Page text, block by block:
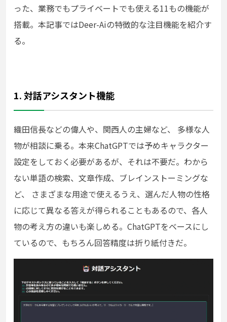
った、業務でもプライベートでも使える11もの機能が
搭載。本記事ではDeer-Aiの特徴的な注目機能を紹介す
る。
1. 対話アシスタント機能
織田信⾧などの偉人や、関西人の主婦など、 多様な人
物が相談に乗る。本来ChatGPTでは予めキャラクター
設定をしておく必要があるが、それは不要だ。わから
ない単語の検索、文章作成、ブレインストーミングな
ど、 さまざまな用途で使えるうえ、選んだ人物の性格
に応じて異なる答えが得られることもあるので、各人
物の考え方の違いも楽しめる。ChatGPTをベースにし
ているので、もちろん回答精度は折り紙付きだ。